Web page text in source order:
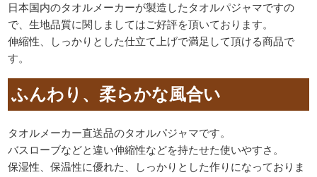
日本国内のタオルメーカーが製造したタオルパジャマですの
で、生地品質に関しましてはご好評を頂いております。
伸縮性、しっかりとした仕立て上げで満足して頂ける商品で
す。
ふんわり、柔らかな風合い
タオルメーカー直送品のタオルパジャマです。
バスローブなどと違い伸縮性などを持たせた使いやすさ。
保湿性、保温性に優れた、しっかりとした作りになっておりま